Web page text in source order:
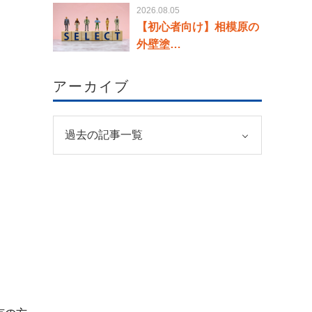
2026.08.05
【初心者向け】相模原の
外壁塗…
アーカイブ